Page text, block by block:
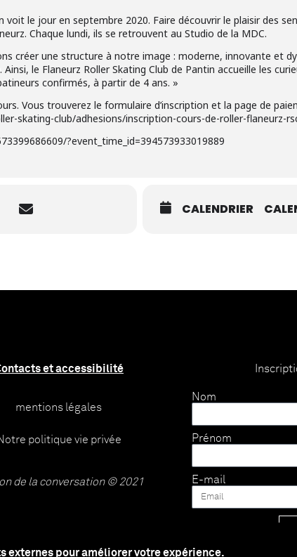
externes pour améliorer votre expérience.
voit le jour en septembre 2020. Faire découvrir le plaisir des
Chaque lundi, ils se retrouvent au Studio de la MDC.
créer une structure à notre image : moderne, innovante et
le Flaneurz Roller Skating Club de Pantin accueille les
confirmés, à partir de 4 ans. »
Vous trouverez le formulaire d’inscription et la page de
skating-club/adhesions/inscription-cours-de-roller-flaneurz-
?event_time_id=394573933019889
CALENDRIER
et accessibilité
mentions légales
politique vie privée
de la conversation © 2021
Nom
Prénom
E-mail